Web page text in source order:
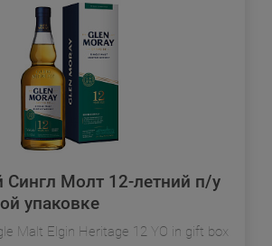
Сингл Молт 12-летний п/у
упаковке
Malt Elgin Heritage 12 YO in gift box